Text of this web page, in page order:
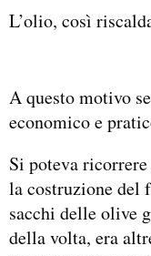
L’olio, così
A questo motivo
economico e
Si poteva ricorrere
la costruzione del
sacchi delle olive
della volta, era